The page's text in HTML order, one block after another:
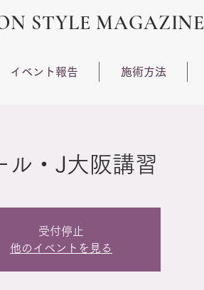
STYLE MAGAZINE
イベント報告 施術方法
ル・J大阪講習
受付停止
他のイベントを見る